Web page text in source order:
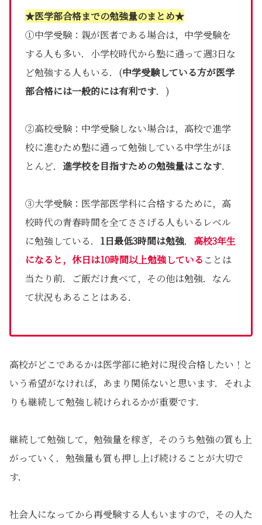
★医学部合格までの勉強量のまとめ★
①中学受験：親が医者である場合は，中学受験を
する人も多い．小学校時代から塾に通って週3日な
ど勉強する人もいる．(中学受験している方が医学
部合格には一般的には有利です．)
②高校受験：中学受験しない場合は，高校で進学
校に進むため塾に通って勉強している中学生がほ
とんど． 進学校を目指すための勉強量はこなす．
③大学受験：医学部医学科に合格するために，高
校時代の青春時間を全てささげる人もいるレベル
に勉強している． 1日最低3時間は勉強． 高校3年生
になると，休日は10時間以上勉強している ことは
当たり前．ご飯だけ食べて，その他は勉強．なん
て状況もあることはある．
高校がどこであるかは医学部に絶対に現役合格したい！と
いう希望がなければ，あまり関係ないと思います．それよ
りも継続して勉強し続けられるかが重要です．
継続して勉強して，勉強量を稼ぎ，そのうち勉強の質も上
がっていく．勉強量も質も押し上げ続けることが大切で
す．
社会人になってから再受験する人もいますので，その人た